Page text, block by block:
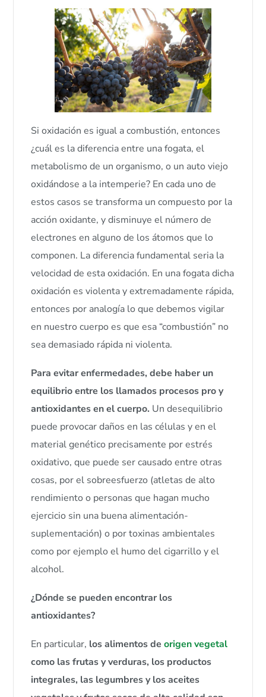
Si oxidación es igual a combustión, entonces
¿cuál es la diferencia entre una fogata, el
metabolismo de un organismo, o un auto viejo
oxidándose a la intemperie? En cada uno de
estos casos se transforma un compuesto por la
acción oxidante, y disminuye el número de
electrones en alguno de los átomos que lo
componen. La diferencia fundamental seria la
velocidad de esta oxidación. En una fogata dicha
oxidación es violenta y extremadamente rápida,
entonces por analogía lo que debemos vigilar
en nuestro cuerpo es que esa “combustión” no
sea demasiado rápida ni violenta.
Para evitar enfermedades, debe haber un
equilibrio entre los llamados procesos pro y
antioxidantes en el cuerpo. Un desequilibrio
puede provocar daños en las células y en el
material genético precisamente por estrés
oxidativo, que puede ser causado entre otras
cosas, por el sobreesfuerzo (atletas de alto
rendimiento o personas que hagan mucho
ejercicio sin una buena alimentación-
suplementación) o por toxinas ambientales
como por ejemplo el humo del cigarrillo y el
alcohol.
¿Dónde se pueden encontrar los
antioxidantes?
En particular, los alimentos deorigen vegetal
como las frutas y verduras, los productos
integrales, las legumbres y los aceites